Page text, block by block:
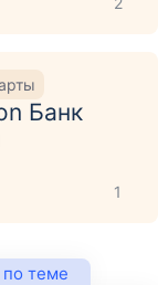
Банк
1
по теме